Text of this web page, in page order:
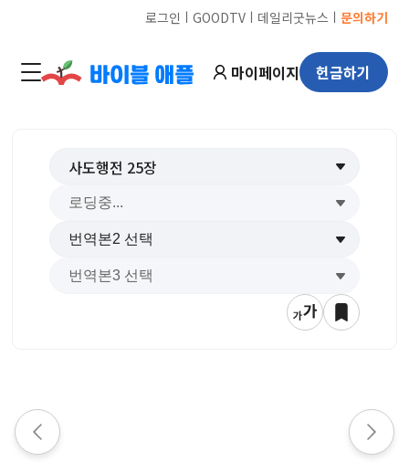
로그인 ㅣ GOODTVㅣ 데일리굿뉴스 ㅣ 문의하기
마이페이지 헌금하기
사도행전 25장